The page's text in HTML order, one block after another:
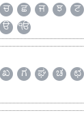
ਚ ਛ ਜ ਝ ਟ
ੳ ੴ
ಖ ಗ ಘ ಚ ಛ